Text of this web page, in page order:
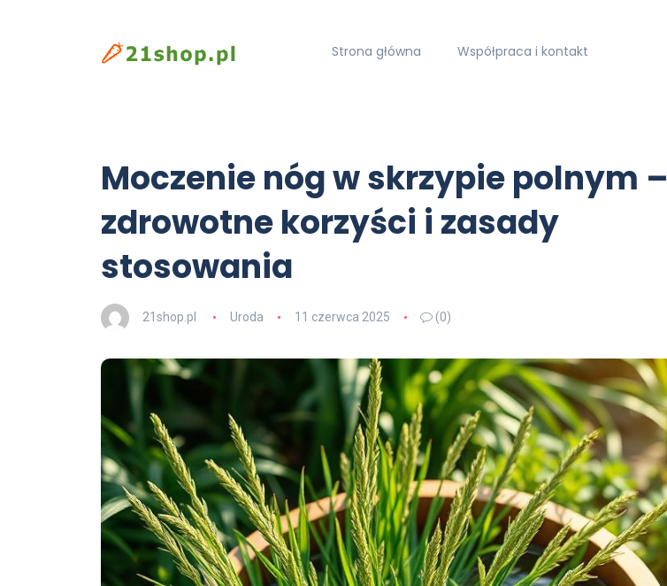
Strona główna Współpraca i kontakt
Moczenie nóg w skrzypie polnym –
zdrowotne korzyści i zasady
stosowania
21shop.pl Uroda 11 czerwca 2025 (0)